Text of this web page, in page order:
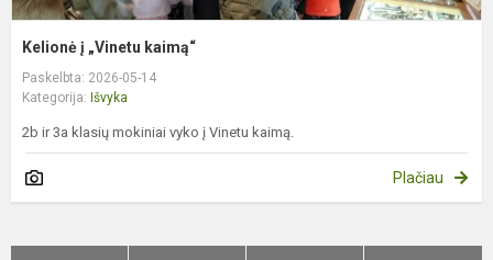
Kelionė į „Vinetu kaimą“
Paskelbta: 2026-05-14
Kategorija: Išvyka
2b ir 3a klasių mokiniai vyko į Vinetu kaimą.
Plačiau